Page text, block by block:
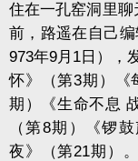
住在一孔窑洞里聊
前，路遥在自己
973年9月 1 日），
怀》（第3期）《
期）《生命不息
（第8期）《锣
夜》（第21期）